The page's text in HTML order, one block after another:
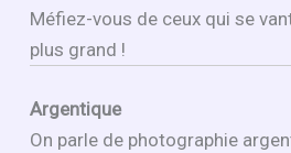
Méfiez-vous de ceux qui se
plus grand !
Argentique
On parle de photographie